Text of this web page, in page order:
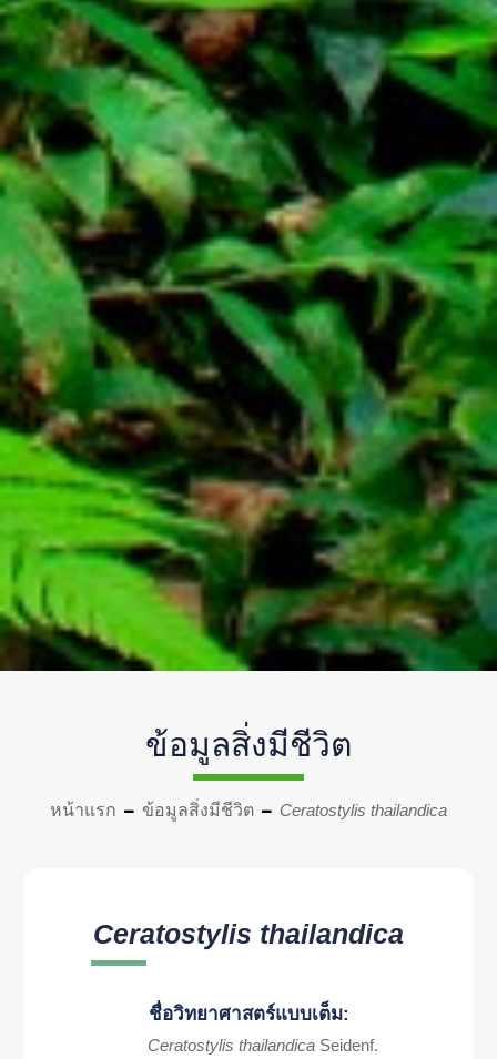
ข้อมูลสิ่งมีชีวิต
หน้าแรก ข้อมูลสิ่งมีชีวิต Ceratostylis thailandica
Ceratostylis thailandica
ชื่อวิทยาศาสตร์แบบเต็ม:
Ceratostylis thailandica Seidenf.